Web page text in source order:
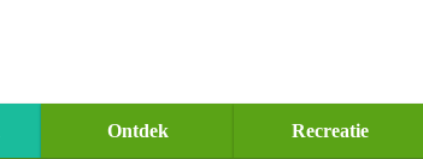
Ontdek Recreatie